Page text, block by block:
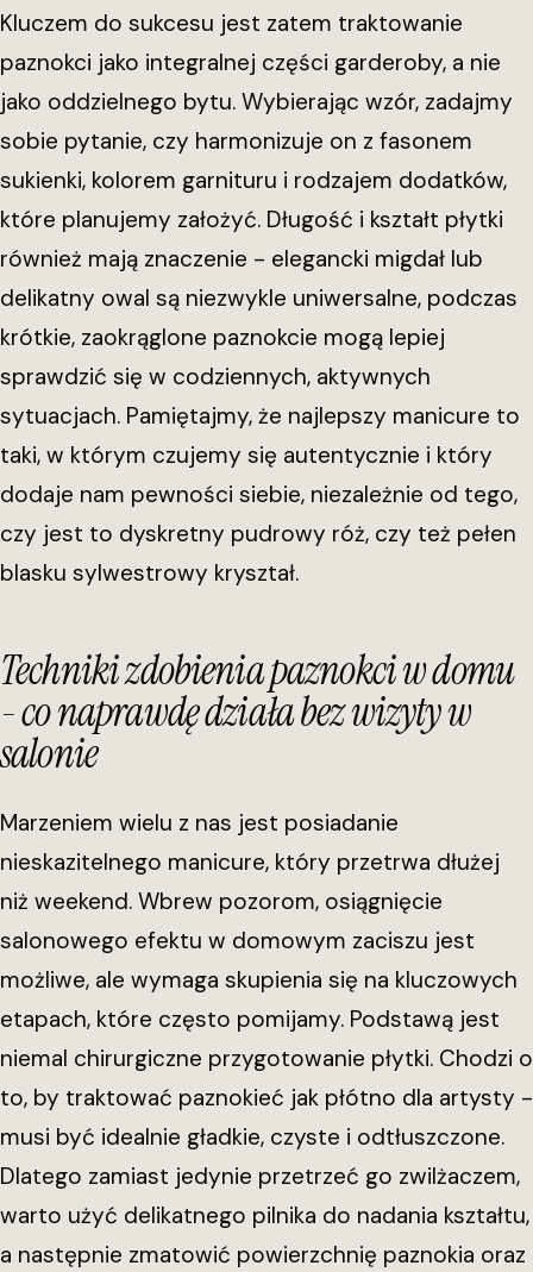
Kluczem do sukcesu jest zatem traktowanie
paznokci jako integralnej części garderoby, a nie
jako oddzielnego bytu. Wybierając wzór, zadajmy
sobie pytanie, czy harmonizuje on z fasonem
sukienki, kolorem garnituru i rodzajem dodatków,
które planujemy założyć. Długość i kształt płytki
również mają znaczenie - elegancki migdał lub
delikatny owal są niezwykle uniwersalne, podczas
krótkie, zaokrąglone paznokcie mogą lepiej
sprawdzić się w codziennych, aktywnych
sytuacjach. Pamiętajmy, że najlepszy manicure to
taki, w którym czujemy się autentycznie i który
dodaje nam pewności siebie, niezależnie od tego,
czy jest to dyskretny pudrowy róż, czy też pełen
blasku sylwestrowy kryształ.
Techniki zdobienia paznokci w domu
- co naprawdę działa bez wizyty w
salonie
Marzeniem wielu z nas jest posiadanie
nieskazitelnego manicure, który przetrwa dłużej
niż weekend. Wbrew pozorom, osiągnięcie
salonowego efektu w domowym zaciszu jest
możliwe, ale wymaga skupienia się na kluczowych
etapach, które często pomijamy. Podstawą jest
niemal chirurgiczne przygotowanie płytki. Chodzi o
to, by traktować paznokieć jak płótno dla artysty -
musi być idealnie gładkie, czyste i odtłuszczone.
Dlatego zamiast jedynie przetrzeć go zwilżaczem,
warto użyć delikatnego pilnika do nadania kształtu,
a następnie zmatowić powierzchnię paznokia oraz